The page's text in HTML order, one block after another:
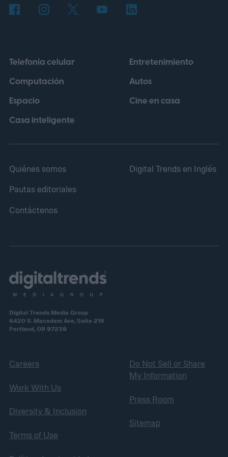
impulso proviene de la Unión Europea,
deberán poder retirarse y reemplazarse
con herramientas disponibles
comercialmente a partir del 18 de febrero
de 2027.
Telefonía celular
Computación
Espacio
Casa inteligente
Entretenimiento
Autos
Cine en casa
Quiénes somos
Pautas editoriales
Contáctenos
Digital Trends en Inglés
Digital Trends Media Group
6420 S. Macadam Ave, Suite 216
Portland, OR 97239
Careers
Work With Us
Diversity & Inclusion
Terms of Use
Do Not Sell or Share
My Information
Press Room
Sitemap